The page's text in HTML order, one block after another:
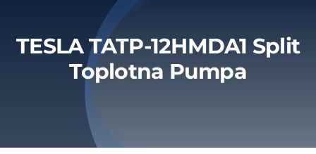
Servis
TESLA TATP-12HMDA1 Split
Toplotna Pumpa